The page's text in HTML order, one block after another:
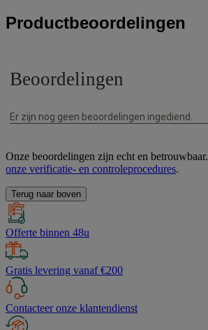
Productbeoordelingen
Onze beoordelingen zijn echt en betrouwbaar.
onze verificatie- en controleprocedures.
Terug naar boven
Offerte binnen 48u
Gratis levering vanaf €200
Contacteer onze klantendienst